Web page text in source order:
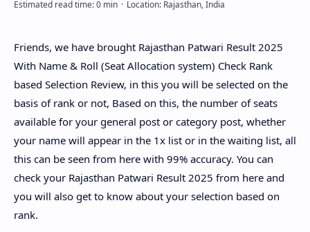
Friends, we have brought Rajasthan Patwari Result 2025
With Name & Roll (Seat Allocation system) Check Rank
based Selection Review, in this you will be selected on the
basis of rank or not, Based on this, the number of seats
available for your general post or category post, whether
your name will appear in the 1x list or in the waiting list, all
this can be seen from here with 99% accuracy. You can
check your Rajasthan Patwari Result 2025 from here and
you will also get to know about your selection based on
rank.